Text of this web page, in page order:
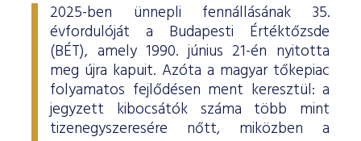
2025-ben ünnepli fennállásának 35.
évfordulóját a Budapesti Értéktőzsde
(BÉT), amely 1990. június 21-én nyitotta
meg újra kapuit. Azóta a magyar tőkepiac
folyamatos fejlődésen ment keresztül: a
jegyzett kibocsátók száma több mint
tizenegyszeresére nőtt, miközben a